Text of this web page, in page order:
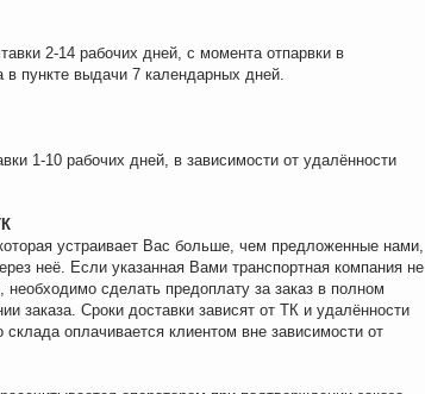
2-14 рабочих дней, с момента отпарвки в
в пункте выдачи 7 календарных дней.
1-10 рабочих дней, в зависимости от удалённости
устраивает Вас больше, чем предложенные нами,
неё. Если указанная Вами транспортная компания не
сделать предоплату за заказ в полном
заказа. Сроки доставки зависят от ТК и удалённости
оплачивается клиентом вне зависимости от